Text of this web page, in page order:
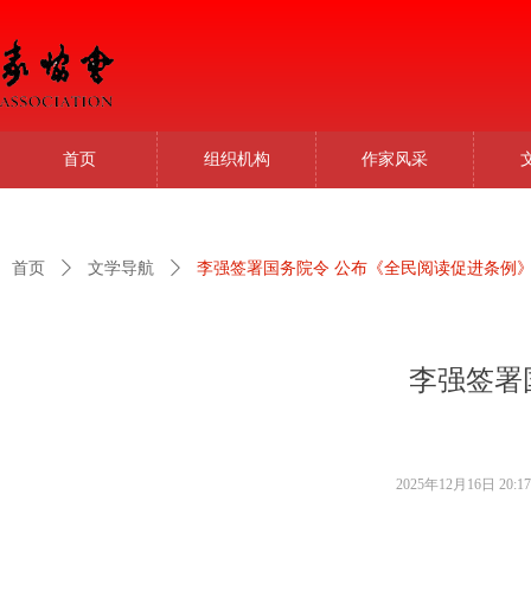
首页 组织机构 作家风采
李强签署
首页 ꄲ 文学导航 ꄲ 李强签署国务院令 公布《全民阅读促进条例
2025年12月16日 20:17